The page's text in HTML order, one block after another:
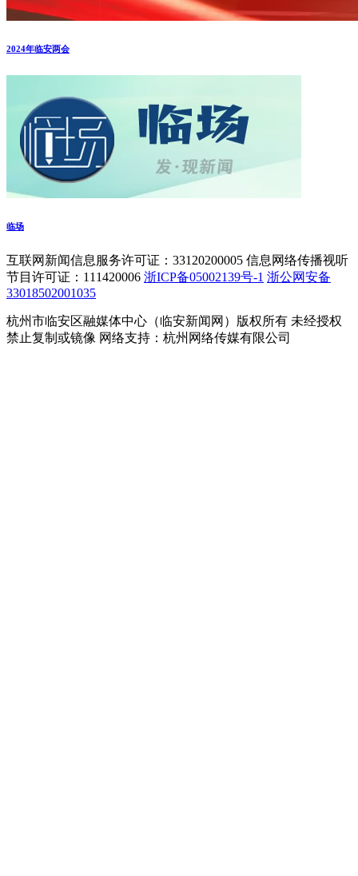
2024年临安两会
临场
互联网新闻信息服务许可证：33120200005 信息网络传播视听
节目许可证：111420006 浙ICP备05002139号-1 浙公网安备
33018502001035
杭州市临安区融媒体中心（临安新闻网）版权所有 未经授权
禁止复制或镜像 网络支持：杭州网络传媒有限公司